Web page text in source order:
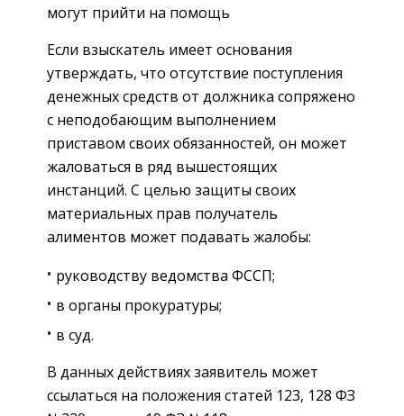
могут прийти на помощь
Если взыскатель имеет основания
утверждать, что отсутствие поступления
денежных средств от должника сопряжено
с неподобающим выполнением
приставом своих обязанностей, он может
жаловаться в ряд вышестоящих
инстанций. С целью защиты своих
материальных прав получатель
алиментов может подавать жалобы:
руководству ведомства ФССП;
в органы прокуратуры;
в суд.
В данных действиях заявитель может
ссылаться на положения статей 123, 128 ФЗ